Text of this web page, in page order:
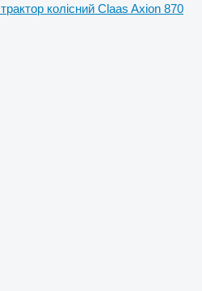
трактор колісний Claas Axion 870